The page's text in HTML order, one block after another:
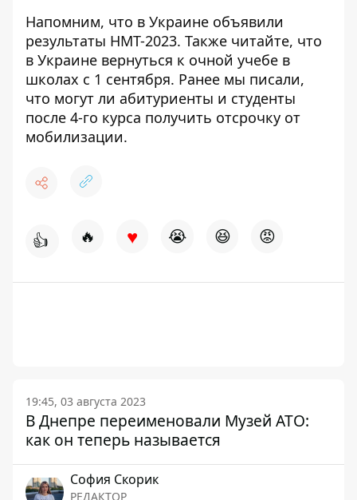
Напомним, что в Украине объявили
результаты НМТ-2023. Также читайте, что
в Украине вернуться к очной учебе в
школах с 1 сентября. Ранее мы писали,
что могут ли абитуриенты и студенты
после 4-го курса получить отсрочку от
мобилизации.
👍 🔥 ♥ 😭 😆 😡
19:45, 03 августа 2023
В Днепре переименовали Музей АТО:
как он теперь называется
София Скорик
РЕДАКТОР